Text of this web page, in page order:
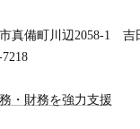
真備町川辺2058-1 吉
・財務を強力支援